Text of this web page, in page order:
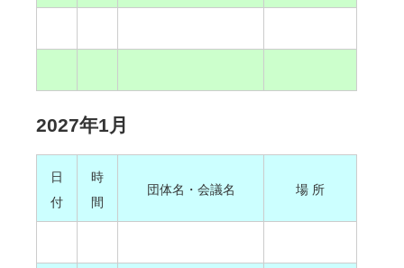
2027年1月
日
付
時
間
団体名・会議名 場 所